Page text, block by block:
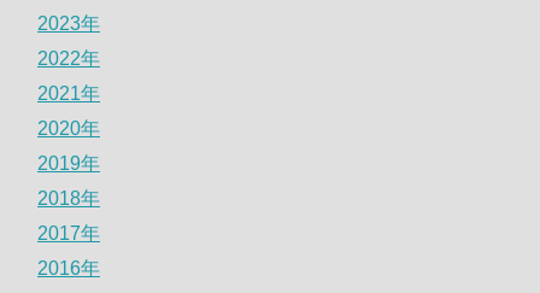
2023年
2022年
2021年
2020年
2019年
2018年
2017年
2016年